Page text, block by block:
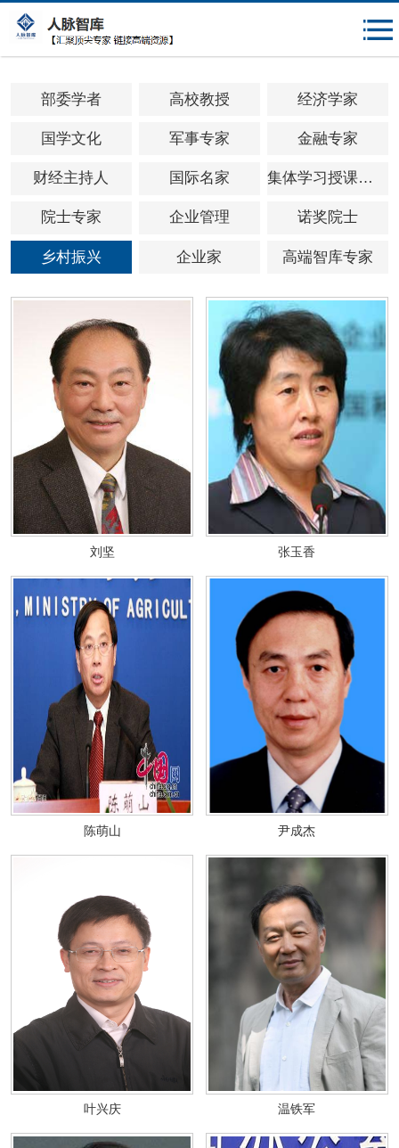
{$mheadqian}
部委学者 高校教授 经济学家
国学文化 军事专家 金融专家
财经主持人 国际名家 集体学习授课专家
院士专家 企业管理 诺奖院士
乡村振兴 企业家 高端智库专家
刘坚 张玉香
陈萌山 尹成杰
叶兴庆 温铁军